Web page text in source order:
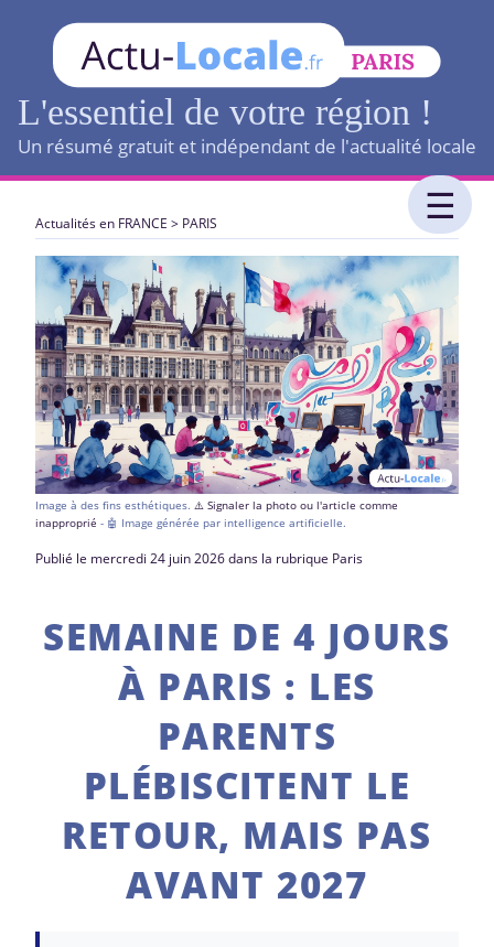
L'essentiel de votre région !
Un résumé gratuit et indépendant de l'actualité locale
Actualités en FRANCE > PARIS
Image à des fins esthétiques. ⚠️ Signaler la photo ou l'article comme
inapproprié - 🤖 Image générée par intelligence artificielle.
Publié le mercredi 24 juin 2026 dans la rubrique Paris
SEMAINE DE 4 JOURS
À PARIS : LES
PARENTS
PLÉBISCITENT LE
RETOUR, MAIS PAS
AVANT 2027